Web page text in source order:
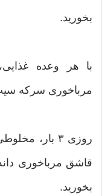
بخورید.
با هر وعده
مرباخوری سرکه
روزی ۳
بخورید.